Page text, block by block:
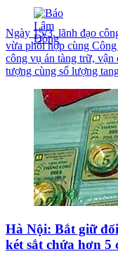
Ngày 15/3, lãnh đạo
vừa phối hợp cùng
công vụ án tàng trữ, vận
tượng cùng số lượng
Hà Nội: Bắt giữ
két sắt chứa hơn 5